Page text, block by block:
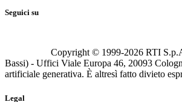
Seguici su
Copyright © 1999-2026 RTI
Bassi) - Uffici Viale Europa 46, 20093
artificiale generativa. È altresì fatto divieto
Legal